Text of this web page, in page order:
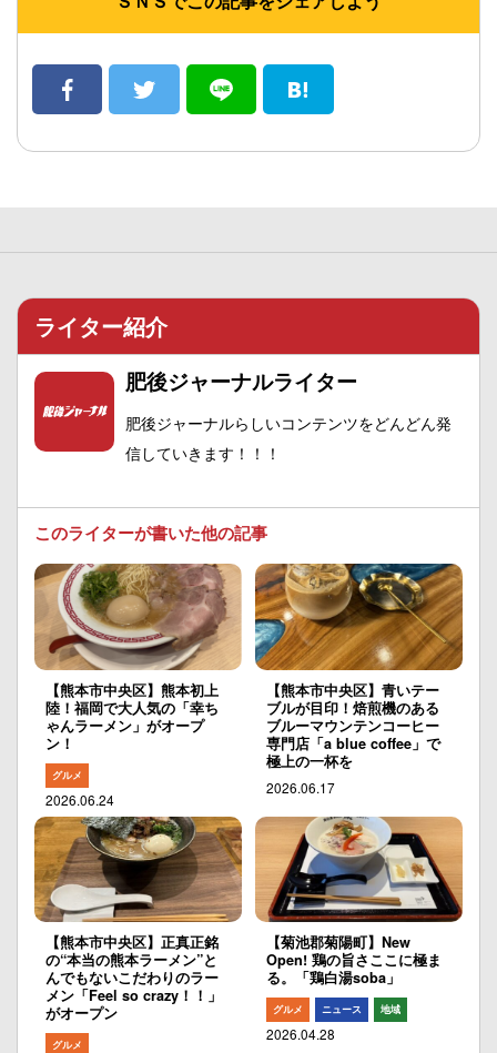
ライター紹介
肥後ジャーナルライター
肥後ジャーナルらしいコンテンツをどんどん発
信していきます！！！
このライターが書いた他の記事
【熊本市中央区】熊本初上
陸！福岡で大人気の「幸ち
ゃんラーメン」がオープ
ン！
グルメ
2026.06.24
【熊本市中央区】青いテー
ブルが目印！焙煎機のある
ブルーマウンテンコーヒー
専門店「a blue coffee」で
極上の一杯を
2026.06.17
【熊本市中央区】正真正銘
の“本当の熊本ラーメン”と
んでもないこだわりのラー
メン「Feel so crazy！！」
がオープン
グルメ
【菊池郡菊陽町】New
Open! 鶏の旨さここに極ま
る。「鶏白湯soba」
グルメ ニュース 地域
2026.04.28